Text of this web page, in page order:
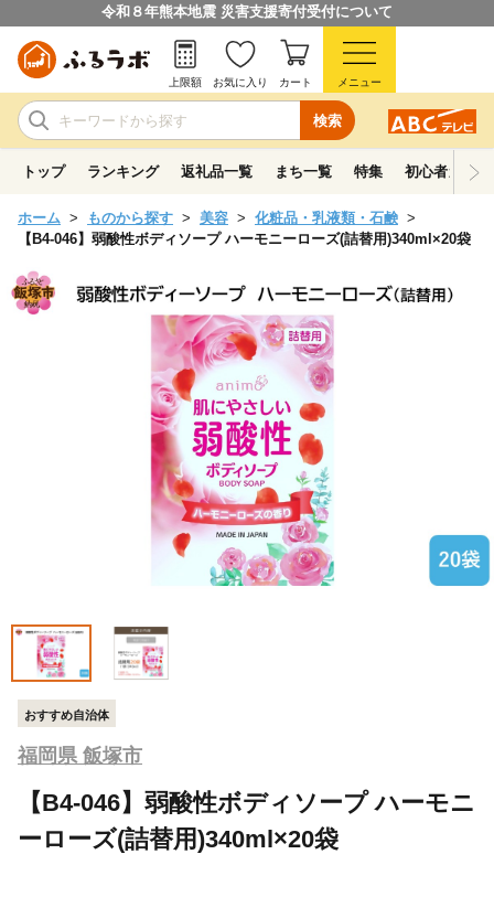
令和８年熊本地震 災害支援寄付受付について
検索
上限額 お気に入り カート メニュー
トップ ランキング 返礼品一覧 まち一覧 特集 初心者ガイド
ホーム ものから探す 美容
化粧品・乳液類・石鹸
【B4-046】弱酸性ボディソープ ハーモニーローズ(詰替用)340ml×20袋
おすすめ自治体
福岡県 飯塚市
【B4-046】弱酸性ボディソープ ハーモニ
ーローズ(詰替用)340ml×20袋